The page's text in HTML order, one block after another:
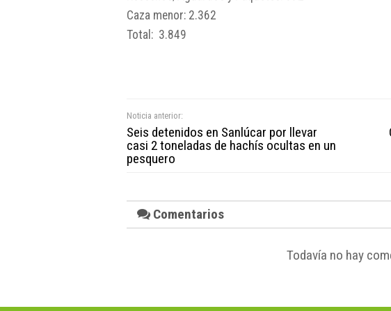
Caza menor: 2.362
Total: 3.849
Noticia anterior:
Seis detenidos en Sanlúcar por llevar
casi 2 toneladas de hachís ocultas en un
pesquero
Comentarios
Todavía no hay